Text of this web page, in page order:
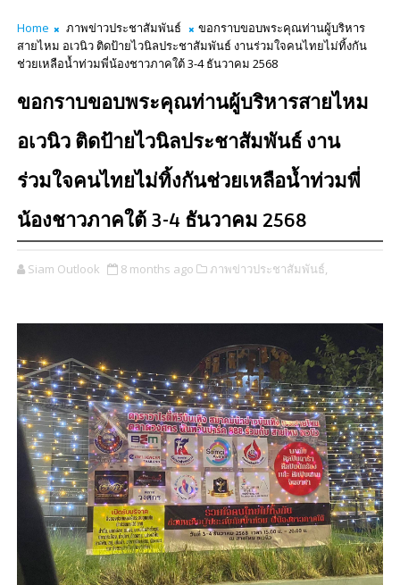
Home ภาพข่าวประชาสัมพันธ์
ขอกราบขอบพระคุณท่านผู้บริหาร
สายไหม อเวนิว ติดป้ายไวนิลประชาสัมพันธ์ งานร่วมใจคนไทยไม่ทิ้งกัน
ช่วยเหลือน้ำท่วมพี่น้องชาวภาคใต้ 3-4 ธันวาคม 2568
ขอกราบขอบพระคุณท่านผู้บริหารสายไหม
อเวนิว ติดป้ายไวนิลประชาสัมพันธ์ งาน
ร่วมใจคนไทยไม่ทิ้งกันช่วยเหลือน้ำท่วมพี่
น้องชาวภาคใต้ 3-4 ธันวาคม 2568
Siam Outlook 8 months ago ภาพข่าวประชาสัมพันธ์,